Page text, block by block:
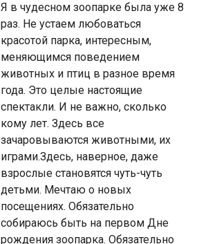
Я в чудесном зоопарке была уже 8
раз. Не устаем любоваться
красотой парка, интересным,
меняющимся поведением
животных и птиц в разное время
года. Это целые настоящие
спектакли. И не важно, сколько
кому лет. Здесь все
зачаровываются животными, их
играми.Здесь, наверное, даже
взрослые становятся чуть-чуть
детьми. Мечтаю о новых
посещениях. Обязательно
собираюсь быть на первом Дне
рождения зоопарка. Обязательно